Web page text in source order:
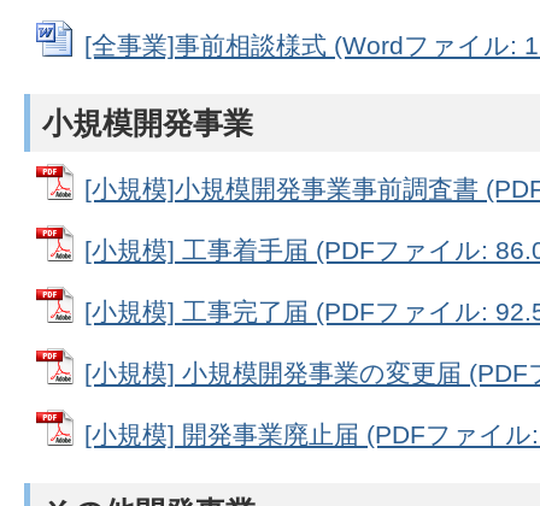
[全事業]事前相談様式 (Wordファイル:
小規模開発事業
[小規模]小規模開発事業事前調査書
[小規模] 工事着手届 (PDFファイル:
[小規模] 工事完了届 (PDFファイル:
[小規模] 小規模開発事業の変更届
[小規模] 開発事業廃止届 (PDFファイル